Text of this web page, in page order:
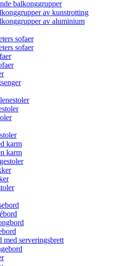
balkonggrupper
av kunstrotting
av aluminium
sofaer
sofaer
karm
karm
med serveringsbrett